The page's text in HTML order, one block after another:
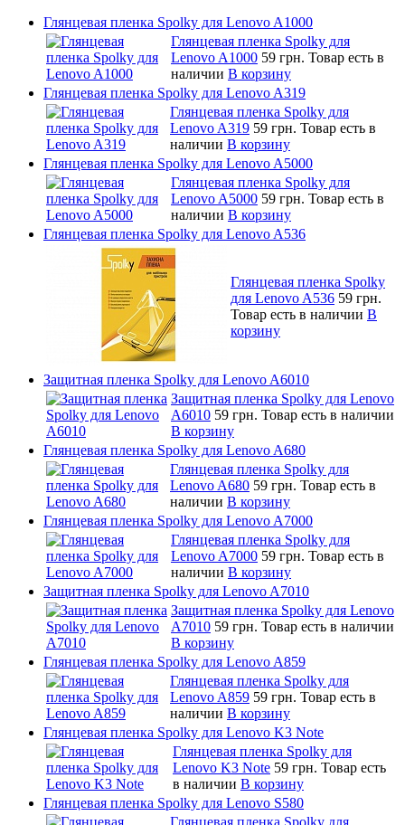
Глянцевая пленка Spolky для Lenovo A1000
Глянцевая пленка Spolky для
Lenovo A1000 59 грн. Товар есть в
наличии В корзину
Глянцевая пленка Spolky для Lenovo A319
Глянцевая пленка Spolky для
Lenovo A319 59 грн. Товар есть в
наличии В корзину
Глянцевая пленка Spolky для Lenovo A5000
Глянцевая пленка Spolky для
Lenovo A5000 59 грн. Товар есть в
наличии В корзину
Глянцевая пленка Spolky для Lenovo A536
Глянцевая пленка Spolky
для Lenovo A536 59 грн.
Товар есть в наличии В
корзину
Защитная пленка Spolky для Lenovo A6010
Защитная пленка Spolky для Lenovo
A6010 59 грн. Товар есть в наличии
В корзину
Глянцевая пленка Spolky для Lenovo A680
Глянцевая пленка Spolky для
Lenovo A680 59 грн. Товар есть в
наличии В корзину
Глянцевая пленка Spolky для Lenovo A7000
Глянцевая пленка Spolky для
Lenovo A7000 59 грн. Товар есть в
наличии В корзину
Защитная пленка Spolky для Lenovo A7010
Защитная пленка Spolky для Lenovo
A7010 59 грн. Товар есть в наличии
В корзину
Глянцевая пленка Spolky для Lenovo A859
Глянцевая пленка Spolky для
Lenovo A859 59 грн. Товар есть в
наличии В корзину
Глянцевая пленка Spolky для Lenovo K3 Note
Глянцевая пленка Spolky для
Lenovo K3 Note 59 грн. Товар есть
в наличии В корзину
Глянцевая пленка Spolky для Lenovo S580
Глянцевая пленка Spolky для